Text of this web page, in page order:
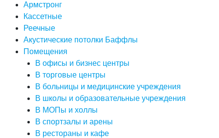
Армстронг
Кассетные
Реечные
Акустические потолки Баффлы
Помещения
В офисы и бизнес центры
В торговые центры
В больницы и медицинские учреждения
В школы и образовательные учреждения
В МОПы и холлы
В спортзалы и арены
В рестораны и кафе